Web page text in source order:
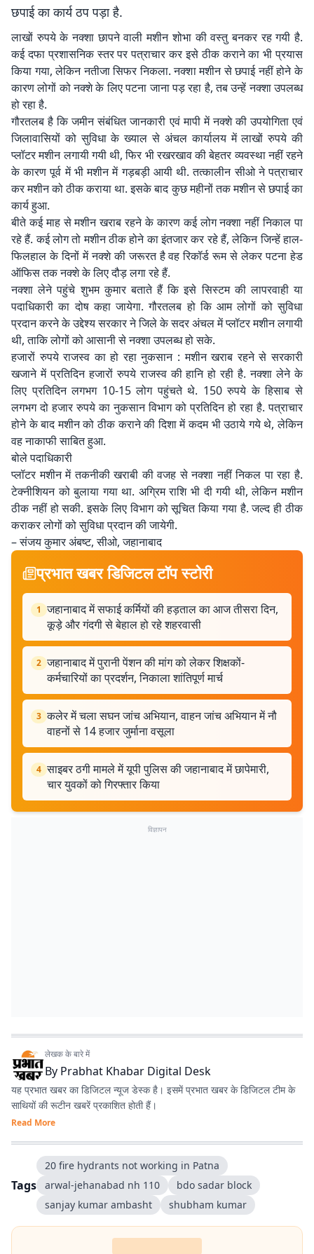
छपाई का कार्य ठप पड़ा है.
लाखों रुपये के नक्शा छापने वाली मशीन शोभा की वस्तु बनकर रह गयी है.
कई दफा प्रशासनिक स्तर पर पत्राचार कर इसे ठीक कराने का भी प्रयास
किया गया, लेकिन नतीजा सिफर निकला. नक्शा मशीन से छपाई नहीं होने के
कारण लोगों को नक्शे के लिए पटना जाना पड़ रहा है, तब उन्हें नक्शा उपलब्ध
हो रहा है.
गौरतलब है कि जमीन संबंधित जानकारी एवं मापी में नक्शे की उपयोगिता एवं
जिलावासियों को सुविधा के ख्याल से अंचल कार्यालय में लाखों रुपये की
प्लॉटर मशीन लगायी गयी थी, फिर भी रखरखाव की बेहतर व्यवस्था नहीं रहने
के कारण पूर्व में भी मशीन में गड़बड़ी आयी थी. तत्कालीन सीओ ने पत्राचार
कर मशीन को ठीक कराया था. इसके बाद कुछ महीनों तक मशीन से छपाई का
कार्य हुआ.
बीते कई माह से मशीन खराब रहने के कारण कई लोग नक्शा नहीं निकाल पा
रहे हैं. कई लोग तो मशीन ठीक होने का इंतजार कर रहे हैं, लेकिन जिन्हें हाल-
फिलहाल के दिनों में नक्शे की जरूरत है वह रिकॉर्ड रूम से लेकर पटना हेड
ऑफिस तक नक्शे के लिए दौड़ लगा रहे हैं.
नक्शा लेने पहुंचे शुभम कुमार बताते हैं कि इसे सिस्टम की लापरवाही या
पदाधिकारी का दोष कहा जायेगा. गौरतलब हो कि आम लोगों को सुविधा
प्रदान करने के उद्देश्य सरकार ने जिले के सदर अंचल में प्लॉटर मशीन लगायी
थी, ताकि लोगों को आसानी से नक्शा उपलब्ध हो सके.
हजारों रुपये राजस्व का हो रहा नुकसान : मशीन खराब रहने से सरकारी
खजाने में प्रतिदिन हजारों रुपये राजस्व की हानि हो रही है. नक्शा लेने के
लिए प्रतिदिन लगभग 10-15 लोग पहुंचते थे. 150 रुपये के हिसाब से
लगभग दो हजार रुपये का नुकसान विभाग को प्रतिदिन हो रहा है. पत्राचार
होने के बाद मशीन को ठीक कराने की दिशा में कदम भी उठाये गये थे, लेकिन
वह नाकाफी साबित हुआ.
बोले पदाधिकारी
प्लॉटर मशीन में तकनीकी खराबी की वजह से नक्शा नहीं निकल पा रहा है.
टेक्नीशियन को बुलाया गया था. अग्रिम राशि भी दी गयी थी, लेकिन मशीन
ठीक नहीं हो सकी. इसके लिए विभाग को सूचित किया गया है. जल्द ही ठीक
कराकर लोगों को सुविधा प्रदान की जायेगी.
– संजय कुमार अंबष्ट, सीओ, जहानाबाद
प्रभात खबर डिजिटल टॉप स्टोरी
1 जहानाबाद में सफाई कर्मियों की हड़ताल का आज तीसरा दिन,
कूड़े और गंदगी से बेहाल हो रहे शहरवासी
2 जहानाबाद में पुरानी पेंशन की मांग को लेकर शिक्षकों-
कर्मचारियों का प्रदर्शन, निकाला शांतिपूर्ण मार्च
3 कलेर में चला सघन जांच अभियान, वाहन जांच अभियान में नौ
वाहनों से 14 हजार जुर्माना वसूला
4 साइबर ठगी मामले में यूपी पुलिस की जहानाबाद में छापेमारी,
चार युवकों को गिरफ्तार किया
विज्ञापन
लेखक के बारे में
By Prabhat Khabar Digital Desk
यह प्रभात खबर का डिजिटल न्यूज डेस्क है। इसमें प्रभात खबर के डिजिटल टीम के
साथियों की रूटीन खबरें प्रकाशित होती हैं।
Read More
Tags
20 fire hydrants not working in Patna
arwal-jehanabad nh 110
bdo sadar block
sanjay kumar ambasht
shubham kumar